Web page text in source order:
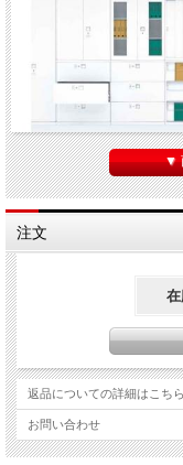
この商品はメーカーからお
入荷までに概ね10日程度か
ご購入ご希望の場合は
②２個以上ご希望の場合は
る」から「入荷希望数の連絡
ーーーーーーーーーーーー
この棚板に対応する商品シ
扉です。
４Ｈ＊＊＊＊
※製品番号のご確認方法につ
▼
注文
返品についての詳細はこちら
お問い合わせ